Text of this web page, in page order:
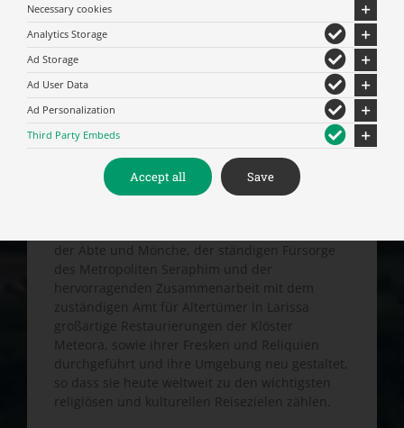
Die Meteora stellen in ihrer ganzen Größe ein
geheiligtes Land dar, einen von Gott
geschaffenen und bewachten Ort, da sowohl
Felsen, Höhlen als auch Schluchten gesegnet
sind, weil eine große Anzahl von seligen Asketen
und Märtyrern sich dorthin begab. Der Heilige
Porphyrios sagte: „Ich spreche mit den Felsen,
denn sie haben mir so viel von der Askese der
früheren Väter zu erzählen“.
der Äbte und Mönche, der ständigen Fürsorge
des Metropoliten Seraphim und der
hervorragenden Zusammenarbeit mit dem
zuständigen Amt für Altertümer in Larissa
großartige Restaurierungen der Klöster
Meteora, sowie ihrer Fresken und Reliquien
durchgeführt und ihre Umgebung neu gestaltet,
so dass sie heute weltweit zu den wichtigsten
religiösen und kulturellen Reisezielen zählen.
Necessary cookies
Analytics Storage
Ad Storage
Ad User Data
Ad Personalization
Third Party Embeds
Accept all Save